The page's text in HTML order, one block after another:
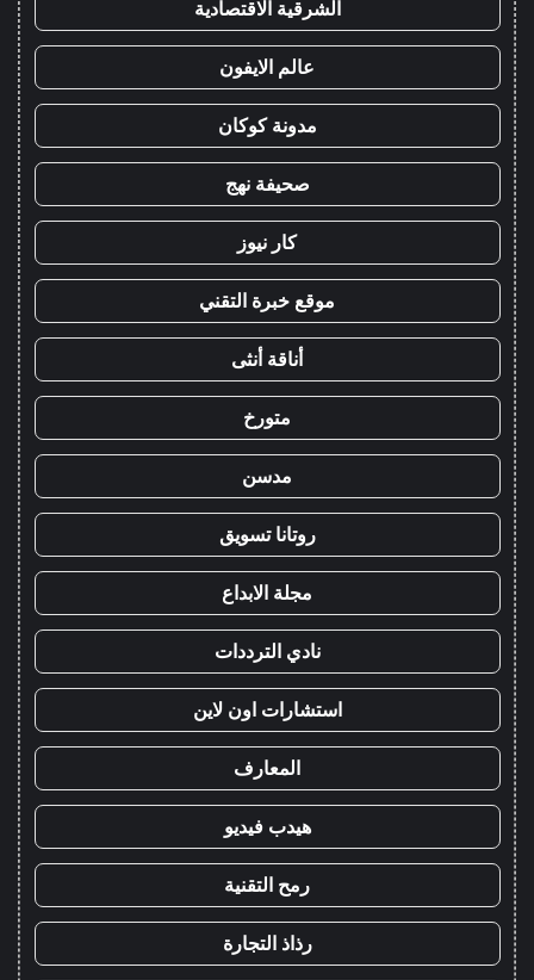
الشرقية الاقتصادية
عالم الايفون
مدونة كوكان
صحيفة نهج
كار نيوز
موقع خبرة التقني
أناقة أنثى
متورخ
مدسن
روتانا تسويق
مجلة الابداع
نادي الترددات
استشارات اون لاين
المعارف
هيدب فيديو
رمح التقنية
رذاذ التجارة